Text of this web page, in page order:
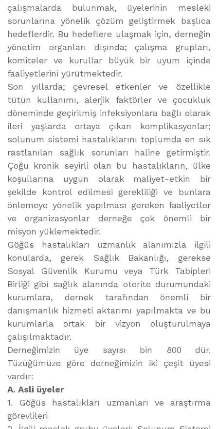
çalışmalarda bulunmak, üyelerinin mesleki
sorunlarına yönelik çözüm geliştirmek başlıca
hedeflerdir. Bu hedeflere ulaşmak için, derneğin
yönetim organları dışında; çalışma grupları,
komiteler ve kurullar büyük bir uyum içinde
faaliyetlerini yürütmektedir.
Son yıllarda; çevresel etkenler ve özellikle
tütün kullanımı, alerjik faktörler ve çocukluk
döneminde geçirilmiş infeksiyonlara bağlı olarak
ileri yaşlarda ortaya çıkan komplikasyonlar;
solunum sistemi hastalıklarını toplumda en sık
rastlanılan sağlık sorunları haline getirmiştir.
Çoğu kronik seyirli olan bu hastalıkların, ülke
koşullarına uygun olarak maliyet-etkin bir
şekilde kontrol edilmesi gerekliliği ve bunlara
önlemeye yönelik yapılması gereken faaliyetler
ve organizasyonlar derneğe çok önemli bir
misyon yüklemektedir.
Göğüs hastalıkları uzmanlık alanımızla ilgili
konularda, gerek Sağlık Bakanlığı, gerekse
Sosyal Güvenlik Kurumu veya Türk Tabipleri
Birliği gibi sağlık alanında otorite durumundaki
kurumlara, dernek tarafından önemli bir
danışmanlık hizmeti aktarımı yapılmakta ve bu
kurumlarla ortak bir vizyon oluşturulmaya
çalışılmaktadır.
Derneğimizin üye sayısı bin 800 dür.
Tüzüğümüze göre derneğimizin iki çeşit üyesi
vardır:
A. Asli üyeler
1. Göğüs hastalıkları uzmanları ve araştırma
görevlileri